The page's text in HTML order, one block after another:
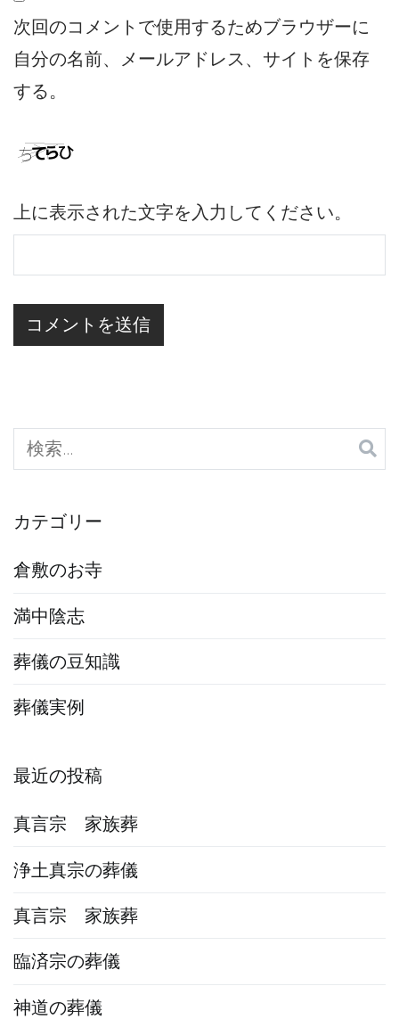
次回のコメントで使用するためブラウザーに
自分の名前、メールアドレス、サイトを保存
する。
上に表示された文字を入力してください。
検
索:
カテゴリー
倉敷のお寺
満中陰志
葬儀の豆知識
葬儀実例
最近の投稿
真言宗 家族葬
浄土真宗の葬儀
真言宗 家族葬
臨済宗の葬儀
神道の葬儀